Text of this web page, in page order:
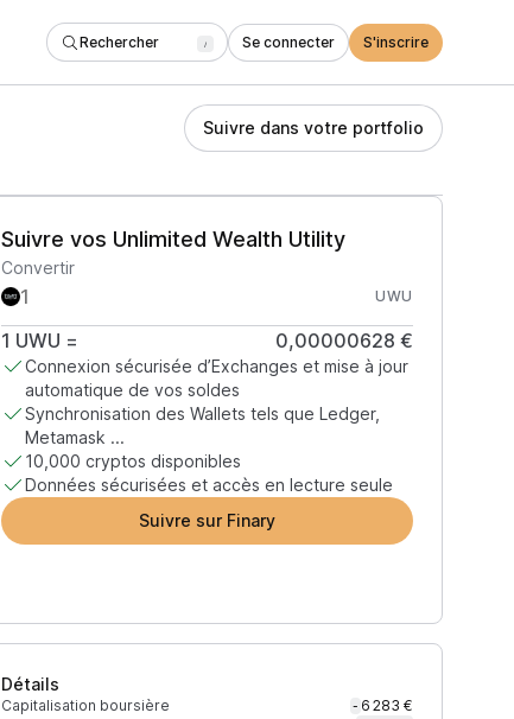
Rechercher / Se connecter S'inscrire
Suivre dans votre portfolio
Suivre vos Unlimited Wealth Utility
Convertir
UWU
1 UWU = 0,00000628 €
Connexion sécurisée d’Exchanges et mise à jour
automatique de vos soldes
Synchronisation des Wallets tels que Ledger,
Metamask ...
10,000 cryptos disponibles
Données sécurisées et accès en lecture seule
Suivre sur Finary
Détails
Capitalisation boursière - 6 283 €